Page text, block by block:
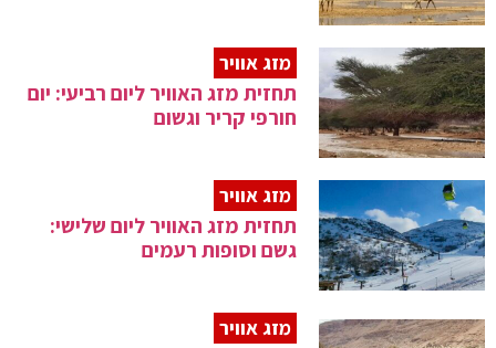
מזג אוויר
תחזית מזג האוויר ליום רביעי: יום
חורפי קריר וגשום
מזג אוויר
תחזית מזג האוויר ליום שלישי:
גשם וסופות רעמים
מזג אוויר